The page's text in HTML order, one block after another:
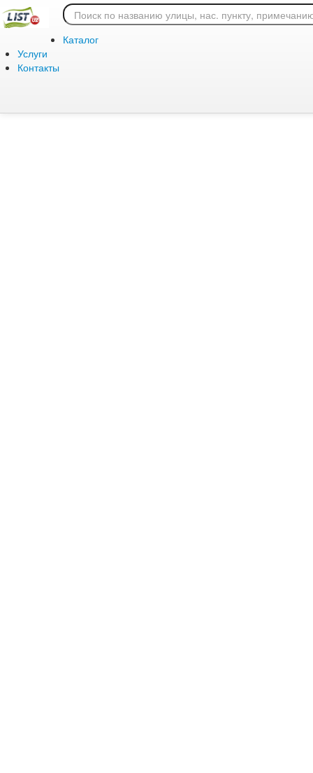
Каталог
Услуги
Контакты
Ошибка 404: страница